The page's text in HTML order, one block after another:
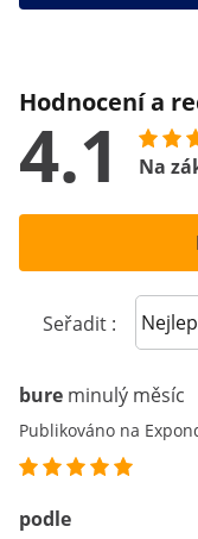
Hodnocení a
4.1 Na
Seřadit : Sort
bure minulý měsíc
Publikováno na
podle